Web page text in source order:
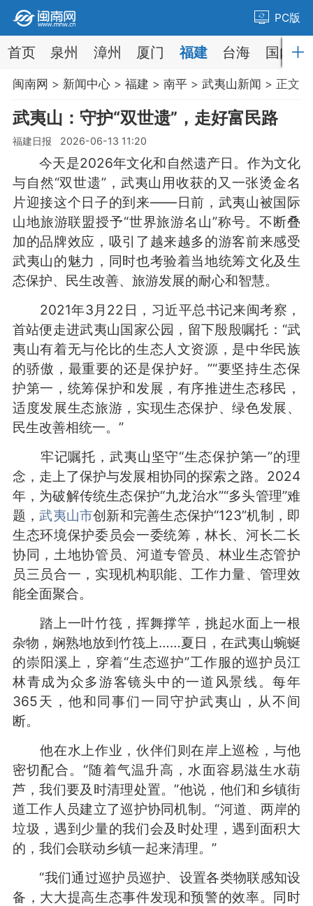
PC版
首页 泉州 漳州 厦门 福建 台海 国内
闽南网 > 新闻中心> 福建 > 南平> 武夷山新闻 > 正文
武夷山：守护“双世遗”，走好富民路
福建日报 2026-06-13 11:20
今天是2026年文化和自然遗产日。作为文化
与自然“双世遗”，武夷山用收获的又一张烫金名
片迎接这个日子的到来——日前，武夷山被国际
山地旅游联盟授予“世界旅游名山”称号。不断叠
加的品牌效应，吸引了越来越多的游客前来感受
武夷山的魅力，同时也考验着当地统筹文化及生
态保护、民生改善、旅游发展的耐心和智慧。
2021年3月22日，习近平总书记来闽考察，
首站便走进武夷山国家公园，留下殷殷嘱托：“武
夷山有着无与伦比的生态人文资源，是中华民族
的骄傲，最重要的还是保护好。”“要坚持生态保
护第一，统筹保护和发展，有序推进生态移民，
适度发展生态旅游，实现生态保护、绿色发展、
民生改善相统一。”
牢记嘱托，武夷山坚守“生态保护第一”的理
念，走上了保护与发展相协同的探索之路。2024
年，为破解传统生态保护“九龙治水”“多头管理”难
题，武夷山市创新和完善生态保护“123”机制，即
生态环境保护委员会一委统筹，林长、河长二长
协同，土地协管员、河道专管员、林业生态管护
员三员合一，实现机构职能、工作力量、管理效
能全面聚合。
踏上一叶竹筏，挥舞撑竿，挑起水面上一根
杂物，娴熟地放到竹筏上……夏日，在武夷山蜿蜒
的崇阳溪上，穿着“生态巡护”工作服的巡护员江
林青成为众多游客镜头中的一道风景线。每年
365天，他和同事们一同守护武夷山，从不间
断。
他在水上作业，伙伴们则在岸上巡检，与他
密切配合。“随着气温升高，水面容易滋生水葫
芦，我们要及时清理处置。”他说，他们和乡镇街
道工作人员建立了巡护协同机制。“河道、两岸的
垃圾，遇到少量的我们会及时处理，遇到面积大
的，我们会联动乡镇一起来清理。”
“我们通过巡护员巡护、设置各类物联感知设
备，大大提高生态事件发现和预警的效率。同时